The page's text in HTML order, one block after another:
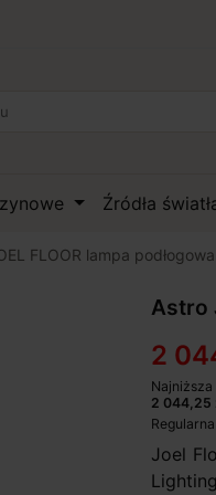
Źródła
FLOOR lampa
Astro
2
2 044,25
Joel